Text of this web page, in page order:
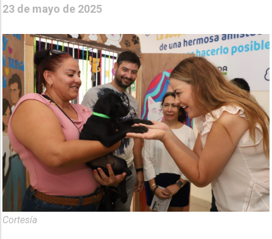
23 de mayo de 2025
Cortesía